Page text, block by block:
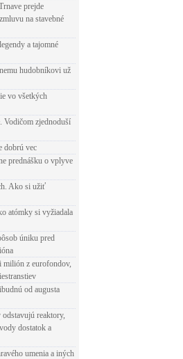
prejde
na stavebné
a tajomné
hudobníkovi už
vo všetkých
Vodičom zjednoduší
dobrú vec
prednášku o vplyve
Ako si užiť
atómky si vyžiadala
úniku pred
milión z eurofondov,
od augusta
reaktory,
dostatok a
umenia a iných